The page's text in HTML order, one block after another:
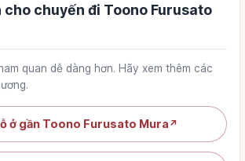
cho chuyến đi Toono Furusato
quan dễ dàng hơn. Hãy xem thêm các
ở gần Toono Furusato Mura ↗